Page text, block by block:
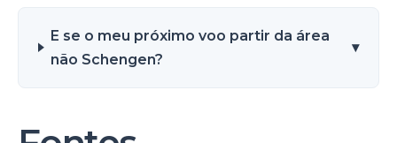
E se o meu próximo voo partir da área
não Schengen?
▾